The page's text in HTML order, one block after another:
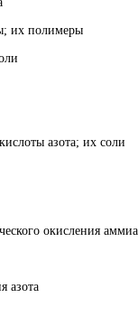
их полимеры
азота; их соли
окисления
азота